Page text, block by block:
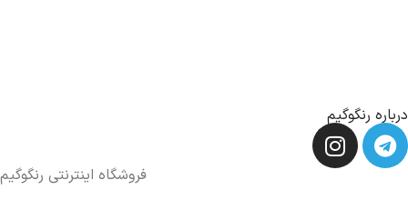
درباره رنگوگیم
فروشگاه اینترنتی رنگوگیم